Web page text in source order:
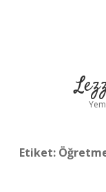
Etiket: